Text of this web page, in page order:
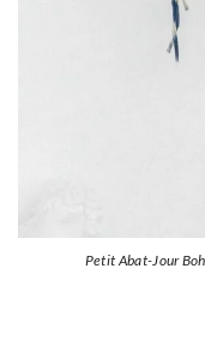
Petit Abat-Jour